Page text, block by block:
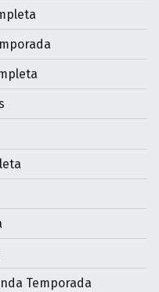
Temporada